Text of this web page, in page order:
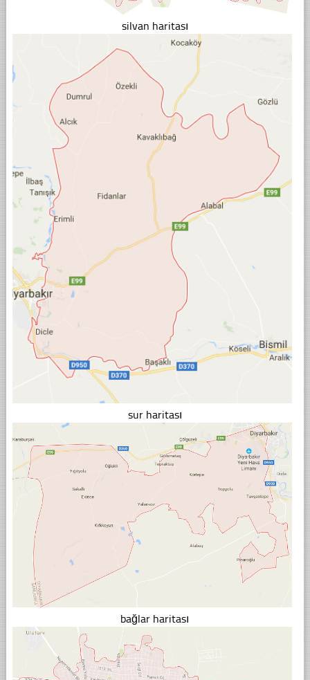
silvan haritası
sur haritası
bağlar haritası